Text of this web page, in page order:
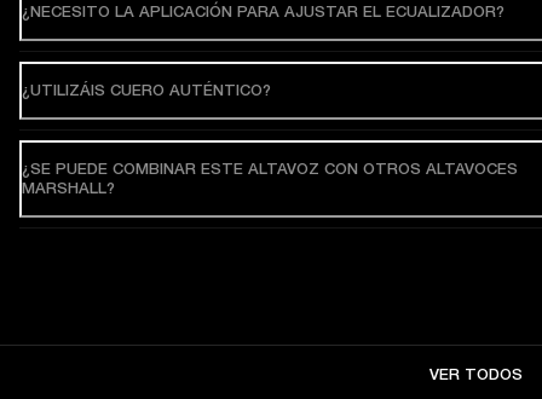
¿NECESITO LA APLICACIÓN PARA AJUSTAR EL ECUALIZADOR?
¿UTILIZÁIS CUERO AUTÉNTICO?
¿SE PUEDE COMBINAR ESTE ALTAVOZ CON OTROS ALTAVOCES
MARSHALL?
VER TODOS